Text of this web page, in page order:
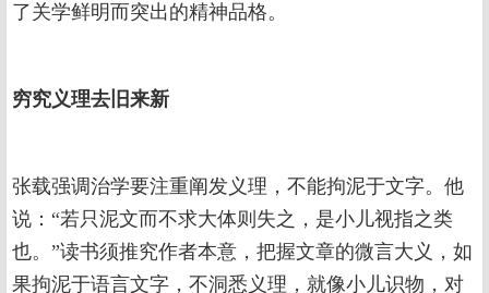
了关学鲜明而突出的精神品格。
穷究义理去旧来新
张载强调治学要注重阐发义理，不能拘泥于文字。他
说：“若只泥文而不求大体则失之，是小儿视指之类
也。”读书须推究作者本意，把握文章的微言大义，如
果拘泥于语言文字，不洞悉义理，就像小儿识物，对